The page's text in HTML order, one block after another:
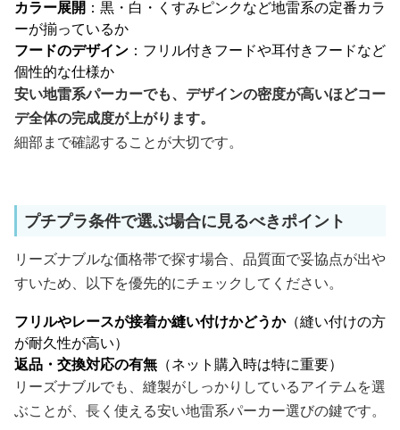
カラー展開 ：黒・白・くすみピンクなど地雷系の定番カラ
ーが揃っているか
フードのデザイン ：フリル付きフードや耳付きフードなど
個性的な仕様か
安い地雷系パーカーでも、デザインの密度が高いほどコー
デ全体の完成度が上がります。
細部まで確認することが大切です。
プチプラ条件で選ぶ場合に見るべきポイント
リーズナブルな価格帯で探す場合、品質面で妥協点が出や
すいため、以下を優先的にチェックしてください。
フリルやレースが接着か縫い付けかどうか（縫い付けの方
が耐久性が高い）
返品・交換対応の有無 （ネット購入時は特に重要）
リーズナブルでも、縫製がしっかりしているアイテムを選
ぶことが、長く使える安い地雷系パーカー選びの鍵です。